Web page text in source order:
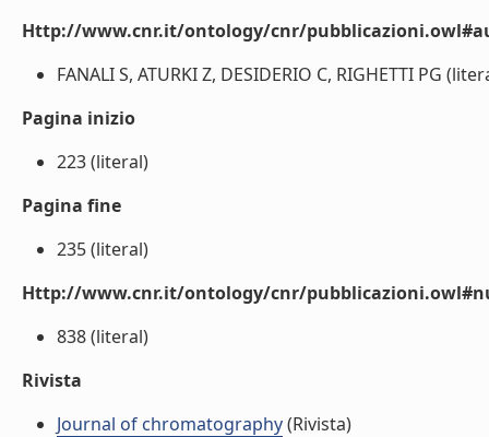
Http://www.cnr.it/ontology/cnr/
FANALI S, ATURKI Z, DESIDERIO C, RIGHETTI PG
Pagina inizio
223 (literal)
Pagina fine
235 (literal)
Http://www.cnr.it/ontology/cnr/
838 (literal)
Rivista
Journal of chromatography(Rivista)